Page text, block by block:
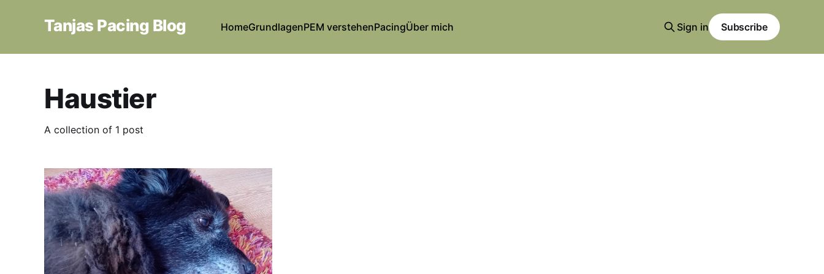
Tanjas Pacing Blog HomeGrundlagenPEM verstehenPacingÜber mich Sign in Subscribe
Haustier
A collection of 1 post